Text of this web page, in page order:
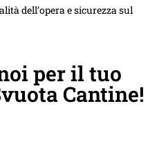
dell’opera e sicurezza sul
per il tuo
Cantine!